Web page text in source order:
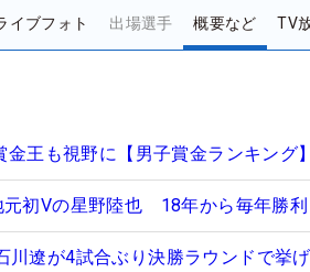
イブフォト 出場選手 概要など TV
王も視野に【男子賞金ランキング
元初Vの星野陸也 18年から毎年勝利
遼が4試合ぶり決勝ラウンドで挙